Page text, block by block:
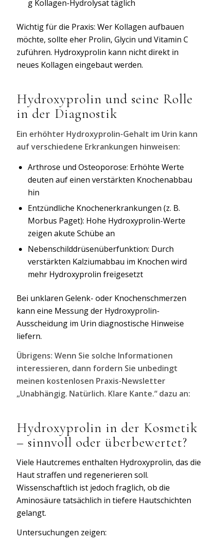
g Kollagen-Hydrolysat täglich
Wichtig für die Praxis: Wer Kollagen aufbauen
möchte, sollte eher Prolin, Glycin und Vitamin C
zuführen. Hydroxyprolin kann nicht direkt in
neues Kollagen eingebaut werden.
Hydroxyprolin und seine Rolle
in der Diagnostik
Ein erhöhter Hydroxyprolin-Gehalt im Urin kann
auf verschiedene Erkrankungen hinweisen:
Arthrose und Osteoporose: Erhöhte Werte
deuten auf einen verstärkten Knochenabbau
hin
Entzündliche Knochenerkrankungen (z. B.
Morbus Paget): Hohe Hydroxyprolin-Werte
zeigen akute Schübe an
Nebenschilddrüsenüberfunktion: Durch
verstärkten Kalziumabbau im Knochen wird
mehr Hydroxyprolin freigesetzt
Bei unklaren Gelenk- oder Knochenschmerzen
kann eine Messung der Hydroxyprolin-
Ausscheidung im Urin diagnostische Hinweise
liefern.
Übrigens: Wenn Sie solche Informationen
interessieren, dann fordern Sie unbedingt
meinen kostenlosen Praxis-Newsletter
„Unabhängig. Natürlich. Klare Kante.“ dazu an:
Hydroxyprolin in der Kosmetik
– sinnvoll oder überbewertet?
Viele Hautcremes enthalten Hydroxyprolin, das die
Haut straffen und regenerieren soll.
Wissenschaftlich ist jedoch fraglich, ob die
Aminosäure tatsächlich in tiefere Hautschichten
gelangt.
Untersuchungen zeigen: